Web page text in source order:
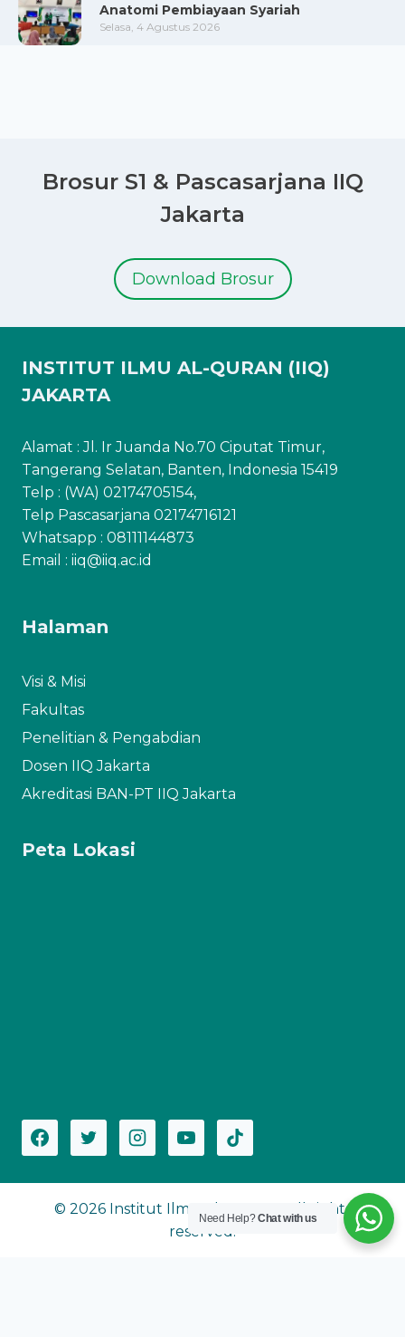
Anatomi Pembiayaan Syariah
Selasa, 4 Agustus 2026
Brosur S1 & Pascasarjana IIQ
Jakarta
Download Brosur
INSTITUT ILMU AL-QURAN (IIQ)
JAKARTA
Alamat : Jl. Ir Juanda No.70 Ciputat Timur,
Tangerang Selatan, Banten, Indonesia 15419
Telp : (WA) 02174705154,
Telp Pascasarjana 02174716121
Whatsapp : 08111144873
Email : iiq@iiq.ac.id
Halaman
Visi & Misi
Fakultas
Penelitian & Pengabdian
Dosen IIQ Jakarta
Akreditasi BAN-PT IIQ Jakarta
Peta Lokasi
© 2026 Institut Ilmu Al-Qur'an - All rights
reserved.
Need Help?Chat with us